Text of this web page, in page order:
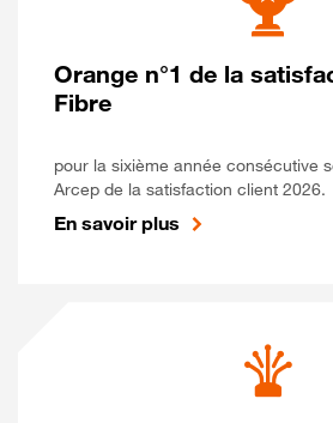
Orange n°1 de la
Fibre
pour la sixième année consécutive
Arcep de la satisfaction client 2026.
En savoir plus